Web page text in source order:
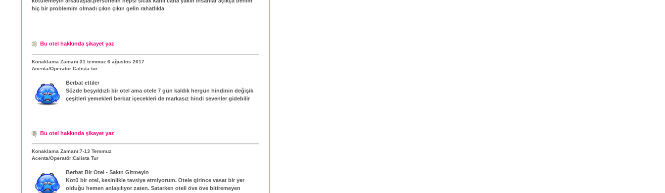
hiç bir problemim olmadı çıkın çıkın gelin rahatlıkla
Bu otel hakkında şikayet yaz
Konaklama Zamanı:31 temmuz 6 ağustos 2017
Acenta/Operatör:Calista tur
Berbat ettiler
Sözde beşyıldızlı bir otel ama otele 7 gün kaldık hergün hindinin değişik
çeşitleri yemekleri berbat içecekleri de markasız hindi sevenler gidebilir
Bu otel hakkında şikayet yaz
Konaklama Zamanı:7-13 Temmuz
Acenta/Operatör:Calista Tur
Berbat Bir Otel - Sakın Gitmeyin
Kötü bir otel, kesinlikle tavsiye etmiyorum. Otele girince vasat bir yer
olduğu hemen anlaşılıyor zaten. Satarken oteli öve öve bitiremeyen